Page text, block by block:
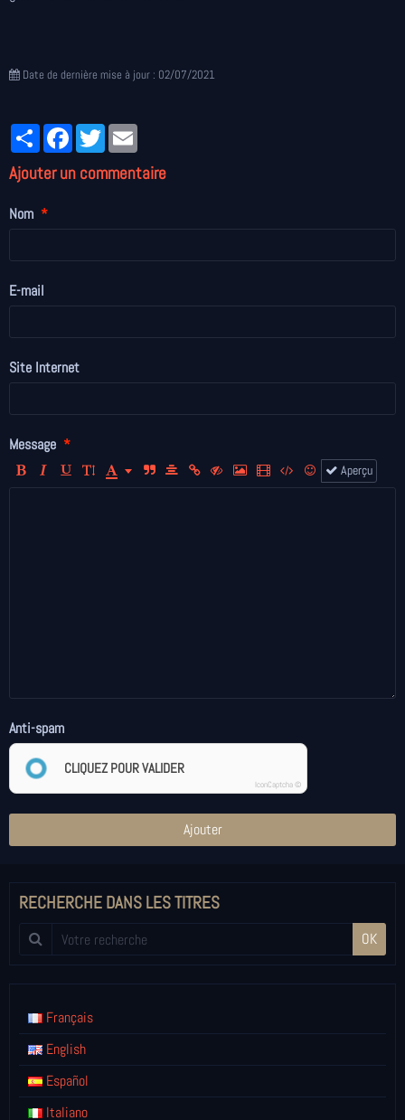
Date de dernière mise à jour : 02/07/2021
PartagerFacebookTwitter
Ajouter un commentaire
Nom
E-mail
Site Internet
Message
Aperçu
Anti-spam
CLIQUEZ POUR VALIDER
IconCaptcha ©
Ajouter
RECHERCHE DANS LES TITRES
OK
Français
English
Español
Italiano